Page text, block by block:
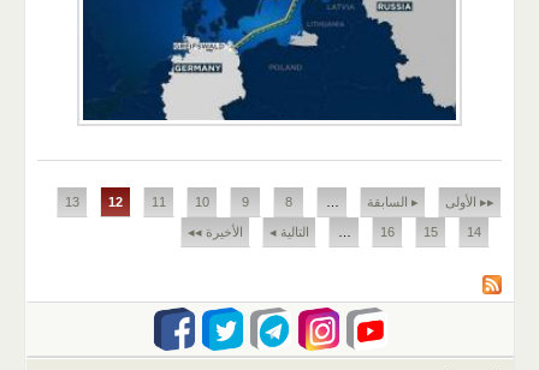
الصفحات
▸▸ الأولى ▸ السابقة 8
9
10
11
12
13
14
15
16 التالية ◂ الأخيرة ◂◂